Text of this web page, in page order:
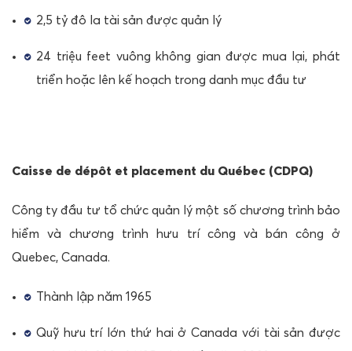
2,5 tỷ đô la tài sản được quản lý
24 triệu feet vuông không gian được mua lại, phát
triển hoặc lên kế hoạch trong danh mục đầu tư
Caisse de dépôt et placement du Québec (CDPQ)
Công ty đầu tư tổ chức quản lý một số chương trình bảo
hiểm và chương trình hưu trí công và bán công ở
Quebec, Canada.
Thành lập năm 1965
Quỹ hưu trí lớn thứ hai ở Canada với tài sản được